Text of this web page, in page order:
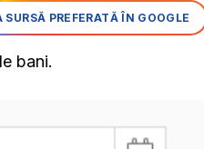
PREFERATĂ ÎN GOOGLE
bani.